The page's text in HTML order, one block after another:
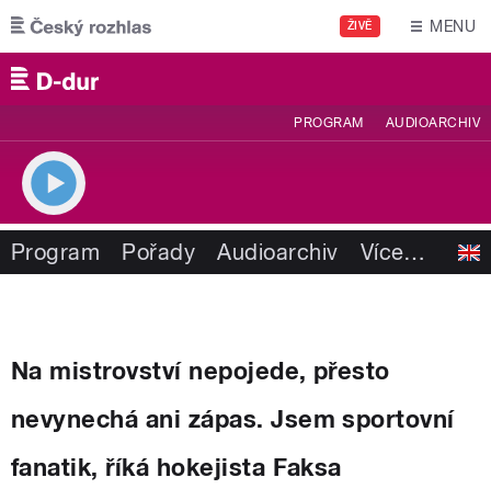
Přejít k hlavnímu obsahu
ŽIVĚ MENU
PROGRAM AUDIOARCHIV
Program Pořady Audioarchiv Více…
Na mistrovství nepojede, přesto
nevynechá ani zápas. Jsem sportovní
fanatik, říká hokejista Faksa